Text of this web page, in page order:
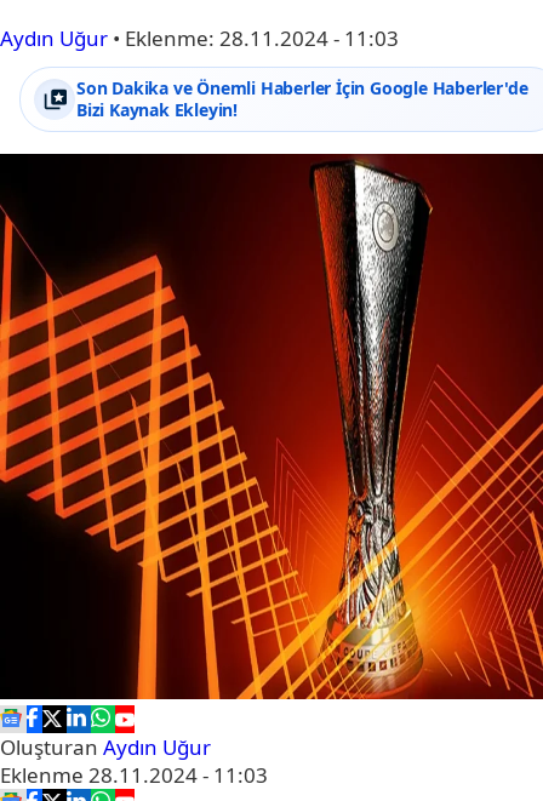
Aydın Uğur • Eklenme: 28.11.2024 - 11:03
Son Dakika ve Önemli Haberler İçin Google Haberler'de
Bizi Kaynak Ekleyin!
Oluşturan Aydın Uğur
Eklenme 28.11.2024 - 11:03